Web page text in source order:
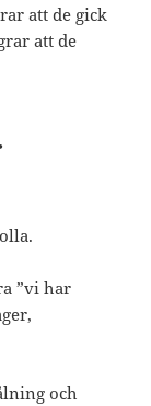
att de gick
att de
”vi har
och